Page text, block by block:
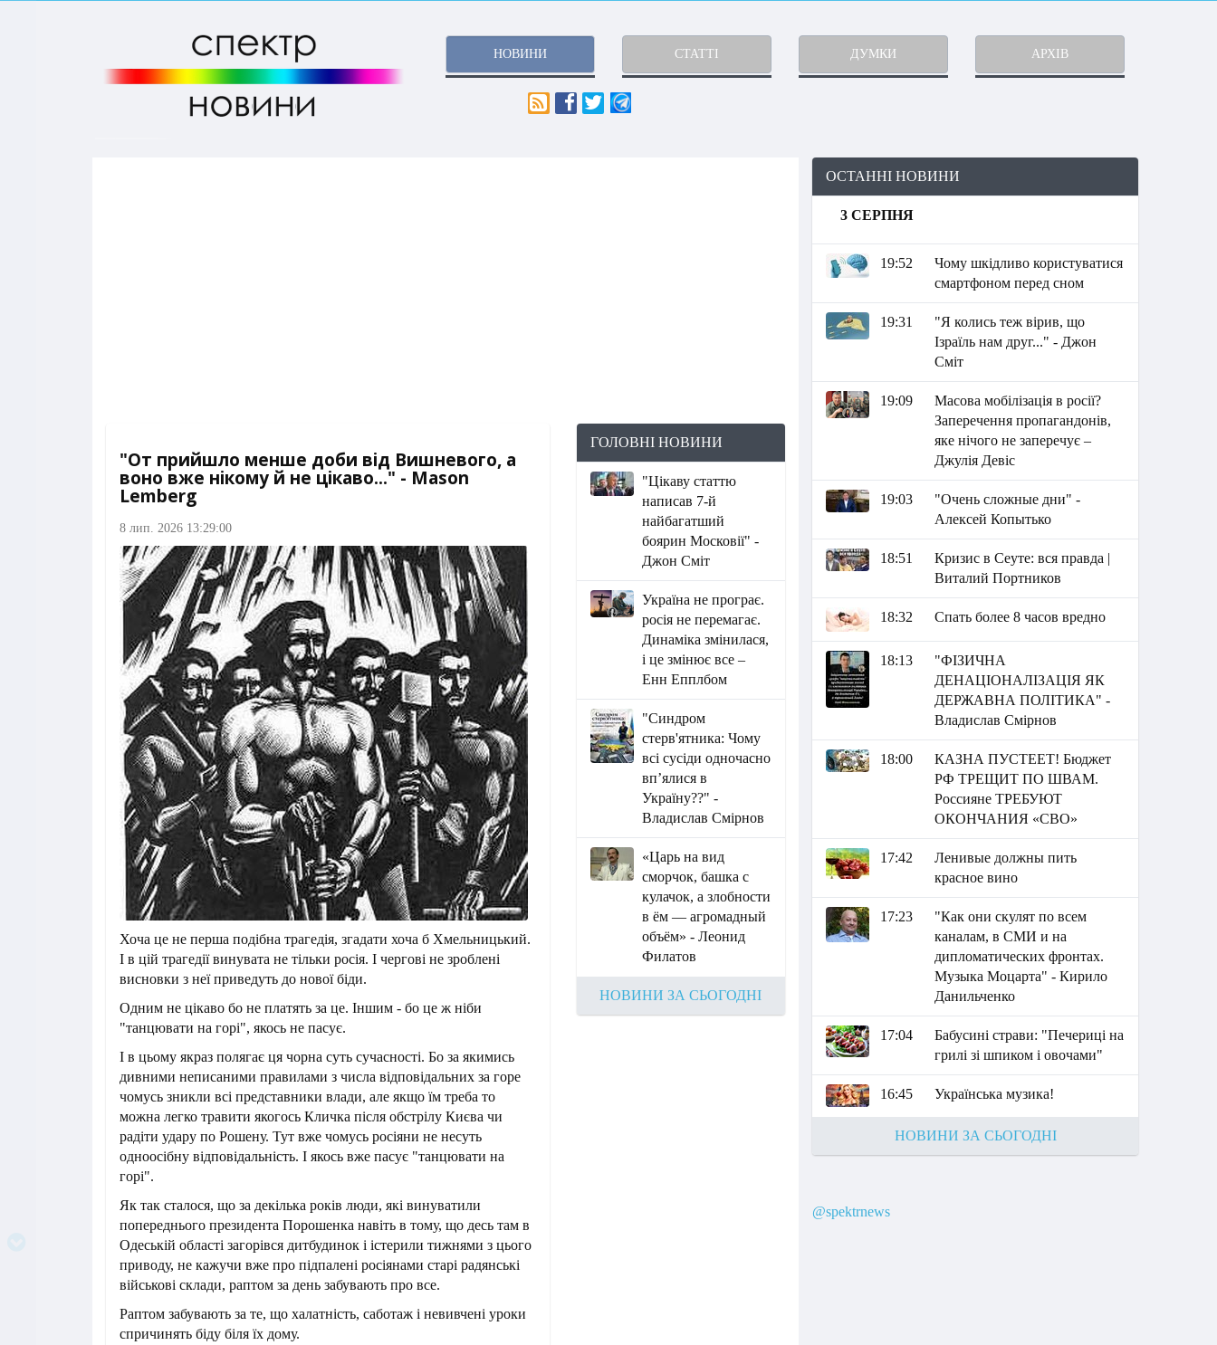
НОВИНИ СТАТТІ ДУМКИ АРХІВ
"От прийшло менше доби від Вишневого, а
воно вже нікому й не цікаво..." - Маson
Lemberg
8 лип. 2026 13:29:00
Хоча це не перша подібна трагедія, згадати хоча б Хмельницький.
І в цій трагедії винувата не тільки росія. І чергові не зроблені
висновки з неї приведуть до нової біди.
Одним не цікаво бо не платять за це. Іншим - бо це ж ніби
"танцювати на горі", якось не пасує.
І в цьому якраз полягає ця чорна суть сучасності. Бо за якимись
дивними неписаними правилами з числа відповідальних за горе
чомусь зникли всі представники влади, але якщо їм треба то
можна легко травити якогось Кличка після обстрілу Києва чи
радіти удару по Рошену. Тут вже чомусь росіяни не несуть
одноосібну відповідальність. І якось вже пасує "танцювати на
горі".
Як так сталося, що за декілька років люди, які винуватили
попереднього президента Порошенка навіть в тому, що десь там в
Одеській області загорівся дитбудинок і істерили тижнями з цього
приводу, не кажучи вже про підпалені росіянами старі радянські
військові склади, раптом за день забувають про все.
Раптом забувають за те, що халатність, саботаж і невивчені уроки
спричинять біду біля їх дому.
ГОЛОВНІ НОВИНИ
"Цікаву статтю
написав 7-й
найбагатший
боярин Московії" -
Джон Сміт
Україна не програє.
росія не перемагає.
Динаміка змінилася,
і це змінює все –
Енн Епплбом
"Синдром
стерв'ятника: Чому
всі сусіди одночасно
вп’ялися в
Україну??" -
Владислав Смірнов
«Царь на вид
сморчок, башка с
кулачок, а злобности
в ём — агромадный
объём» - Леонид
Филатов
НОВИНИ ЗА СЬОГОДНІ
ОСТАННІ НОВИНИ
3 СЕРПНЯ
19:52
Чому шкідливо користуватися
смартфоном перед сном
19:31
"Я колись теж вірив, що
Ізраїль нам друг..." - Джон
Сміт
19:09
Масова мобілізація в росії?
Заперечення пропагандонів,
яке нічого не заперечує –
Джулія Девіс
19:03
"Очень сложные дни" -
Алексей Копытько
18:51
Кризис в Сеуте: вся правда |
Виталий Портников
18:32 Спать более 8 часов вредно
18:13
"ФІЗИЧНА
ДЕНАЦІОНАЛІЗАЦІЯ ЯК
ДЕРЖАВНА ПОЛІТИКА" -
Владислав Смірнов
18:00
КАЗНА ПУСТЕЕТ! Бюджет
РФ ТРЕЩИТ ПО ШВАМ.
Россияне ТРЕБУЮТ
ОКОНЧАНИЯ «СВО»
17:42
Ленивые должны пить
красное вино
17:23
"Как они скулят по всем
каналам, в СМИ и на
дипломатических фронтах.
Музыка Моцарта" - Кирило
Данильченко
17:04
Бабусині страви: "Печериці на
грилі зі шпиком і овочами"
16:45 Українська музика!
НОВИНИ ЗА СЬОГОДНІ
@spektrnews